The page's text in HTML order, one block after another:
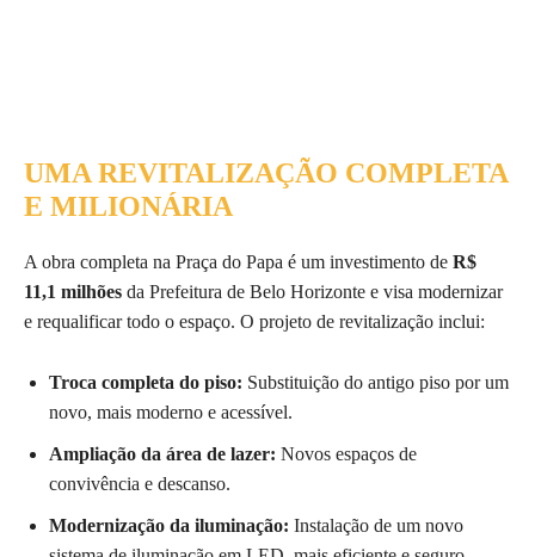
UMA REVITALIZAÇÃO COMPLETA
E MILIONÁRIA
A obra completa na Praça do Papa é um investimento de R$
11,1 milhões da Prefeitura de Belo Horizonte e visa modernizar
e requalificar todo o espaço. O projeto de revitalização inclui:
Troca completa do piso: Substituição do antigo piso por um
novo, mais moderno e acessível.
Ampliação da área de lazer: Novos espaços de
convivência e descanso.
Modernização da iluminação: Instalação de um novo